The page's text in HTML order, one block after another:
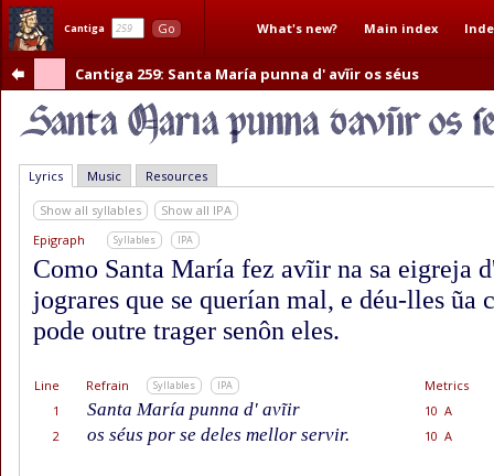
Cantiga Go What's new? Main index
Cantiga 259: Santa María punna d' avĩir os séus
Lyrics Music Resources
Show all syllables
Show all IPA
Epigraph
Syllables IPA
Como Santa María fez avĩir na sa eigreja
jograres que se querían mal, e déu-lles ũa
pode outre trager senôn eles.
Line Refrain Syllables IPA
Metrics
1
Santa María punna d' avĩir
10 A
2
os séus por se deles mellor servir. 10 A